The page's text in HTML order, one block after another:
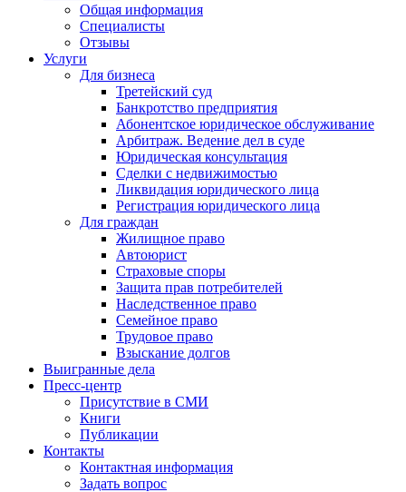
Общая информация
Специалисты
Отзывы
Услуги
Для бизнеса
Третейский суд
Банкротство предприятия
Абонентское юридическое обслуживание
Арбитраж. Ведение дел в суде
Юридическая консультация
Сделки с недвижимостью
Ликвидация юридического лица
Регистрация юридического лица
Для граждан
Жилищное право
Автоюрист
Страховые споры
Защита прав потребителей
Наследственное право
Семейное право
Трудовое право
Взыскание долгов
Выигранные дела
Пресс-центр
Присутствие в СМИ
Книги
Публикации
Контакты
Контактная информация
Задать вопрос